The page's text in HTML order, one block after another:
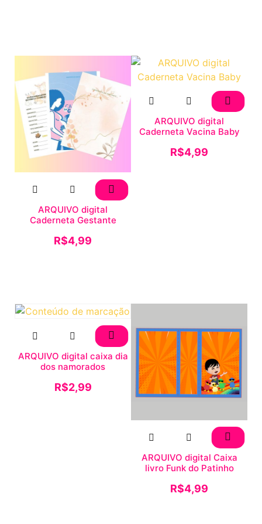
ARQUIVO digital
Caderneta Gestante
R$4,99
ARQUIVO digital
Caderneta Vacina Baby
R$4,99
ARQUIVO digital caixa dia
dos namorados
R$2,99
ARQUIVO digital Caixa
livro Funk do Patinho
R$4,99